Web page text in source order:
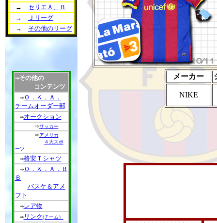
→ セリエＡ、Ｂ
→
Ｊリーグ
→ その他のリーグ
⇒その他の
コンテンツ
⇒Ｏ．Ｋ．Ａ．
チームオーダー部
⇒オークション
⇒サッカー
⇒アメリカ
４大スポ
ーツ
⇒格安Ｔシャツ
⇒Ｏ．Ｋ．Ａ．Ｂ
Ｂ
バスケ＆アメ
フト
⇒レア物
⇒リンク(チーム）
メーカー
NIKE